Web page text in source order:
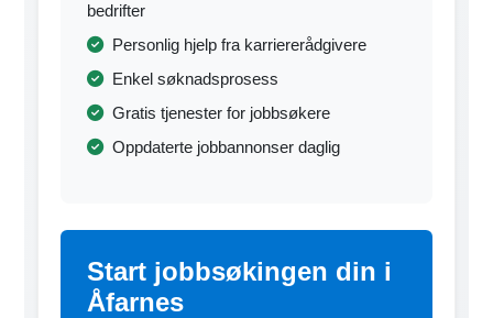
bedrifter
Personlig hjelp fra karriererådgivere
Enkel søknadsprosess
Gratis tjenester for jobbsøkere
Oppdaterte jobbannonser daglig
Start jobbsøkingen din i
Åfarnes